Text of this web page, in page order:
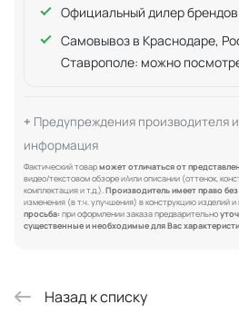
Официальный дилер
Самовывоз в Краснодаре,
Ставрополе: можно
Предупреждения производителя
информация
Фактический товарможет отличаться от
видео/текстовом обзоре и/или описании (оттенок,
комплектация и т.д.).Производитель имеет право
изменения (в т.ч. улучшения) в конструкцию изделий и
просьба: при оформлении заказа предварительно
существенные и необходимые для Вас
Назад к списку